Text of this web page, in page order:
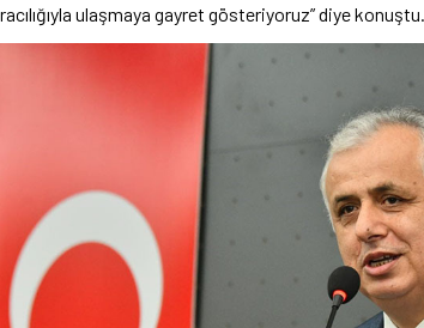
ulaşmaya gayret gösteriyoruz” diye konuştu.